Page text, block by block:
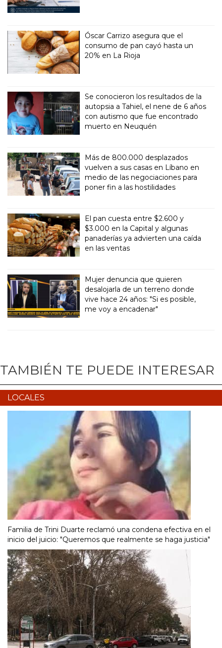
Óscar Carrizo asegura que el
consumo de pan cayó hasta un
20% en La Rioja
Se conocieron los resultados de la
autopsia a Tahiel, el nene de 6 años
con autismo que fue encontrado
muerto en Neuquén
Más de 800.000 desplazados
vuelven a sus casas en Líbano en
medio de las negociaciones para
poner fin a las hostilidades
El pan cuesta entre $2.600 y
$3.000 en la Capital y algunas
panaderías ya advierten una caída
en las ventas
Mujer denuncia que quieren
desalojarla de un terreno donde
vive hace 24 años: "Si es posible,
me voy a encadenar"
TAMBIÉN TE PUEDE INTERESAR
LOCALES
Familia de Trini Duarte reclamó una condena efectiva en el
inicio del juicio: "Queremos que realmente se haga justicia"